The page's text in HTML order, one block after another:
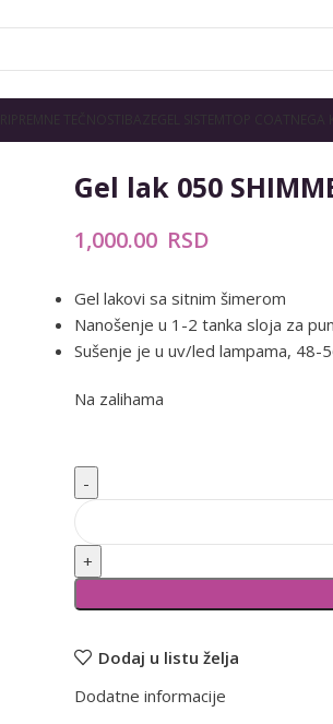
PRIPREMNE TEČNOSTI BAZE GEL SISTEM NEGA
Gel lak 050
1,000.00 RSD
Gel lakovi sa sitnim šimerom
Nanošenje u 1-2 tanka sloja za
Sušenje je u uv/led lampama,
Na zalihama
Alternative:
Dodaj u listu želja
Dodatne informacije